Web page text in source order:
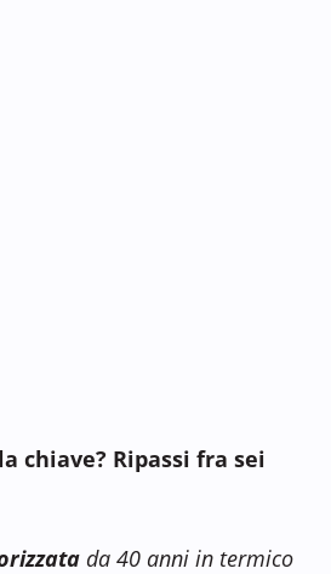
chiave? Ripassi fra sei
da 40 anni in termico